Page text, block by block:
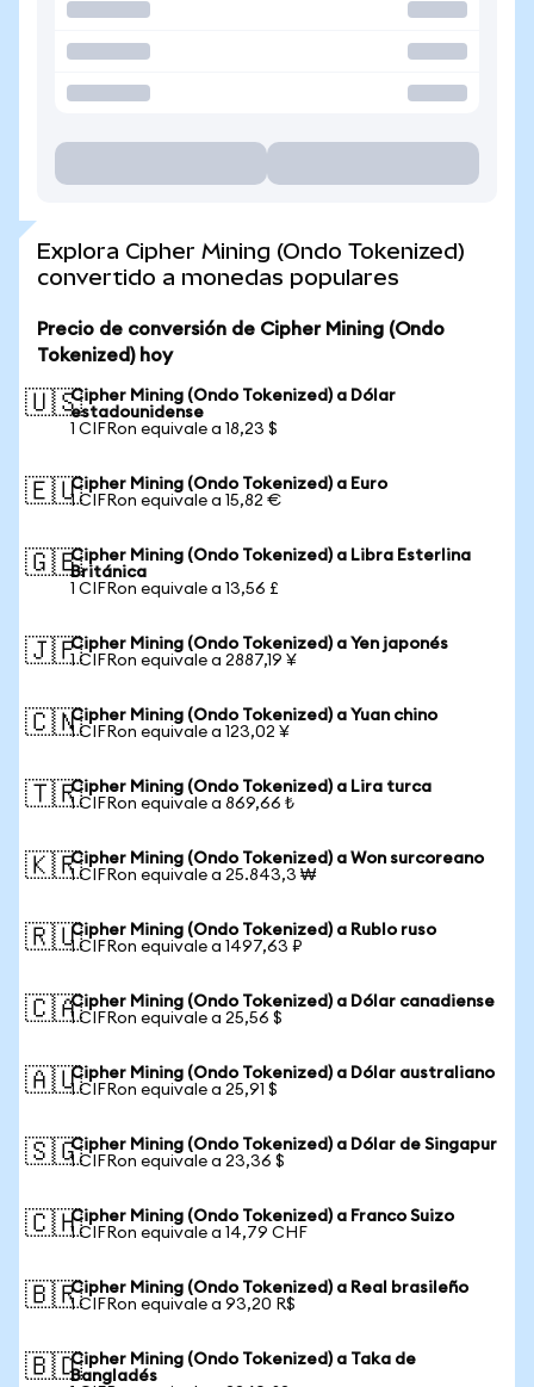
Explora Cipher Mining (Ondo Tokenized)
convertido a monedas populares
Precio de conversión de Cipher Mining (Ondo
Tokenized) hoy
🇺🇸Cipher Mining (Ondo Tokenized) a Dólar
estadounidense
1 CIFRon equivale a 18,23 $
🇪🇺Cipher Mining (Ondo Tokenized) a Euro
1 CIFRon equivale a 15,82 €
🇬🇧Cipher Mining (Ondo Tokenized) a Libra Esterlina
Británica
1 CIFRon equivale a 13,56 £
🇯🇵Cipher Mining (Ondo Tokenized) a Yen japonés
1 CIFRon equivale a 2887,19 ¥
🇨🇳Cipher Mining (Ondo Tokenized) a Yuan chino
1 CIFRon equivale a 123,02 ¥
🇹🇷Cipher Mining (Ondo Tokenized) a Lira turca
1 CIFRon equivale a 869,66 ₺
🇰🇷Cipher Mining (Ondo Tokenized) a Won surcoreano
1 CIFRon equivale a 25.843,3 ₩
🇷🇺Cipher Mining (Ondo Tokenized) a Rublo ruso
1 CIFRon equivale a 1497,63 ₽
🇨🇦Cipher Mining (Ondo Tokenized) a Dólar canadiense
1 CIFRon equivale a 25,56 $
🇦🇺Cipher Mining (Ondo Tokenized) a Dólar australiano
1 CIFRon equivale a 25,91 $
🇸🇬Cipher Mining (Ondo Tokenized) a Dólar de Singapur
1 CIFRon equivale a 23,36 $
🇨🇭Cipher Mining (Ondo Tokenized) a Franco Suizo
1 CIFRon equivale a 14,79 CHF
🇧🇷Cipher Mining (Ondo Tokenized) a Real brasileño
1 CIFRon equivale a 93,20 R$
🇧🇩Cipher Mining (Ondo Tokenized) a Taka de
Bangladés